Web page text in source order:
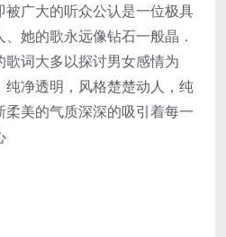
广大的听众公认是一位极具
她的歌永远像钻石一般晶．
词大多以探讨男女感情为
净透明，风格楚楚动人，纯
美的气质深深的吸引着每一